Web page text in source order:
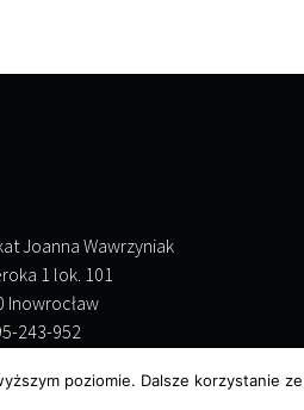
Joanna Wawrzyniak
1 lok. 101
Inowrocław
243-952
poziomie. Dalsze korzystanie